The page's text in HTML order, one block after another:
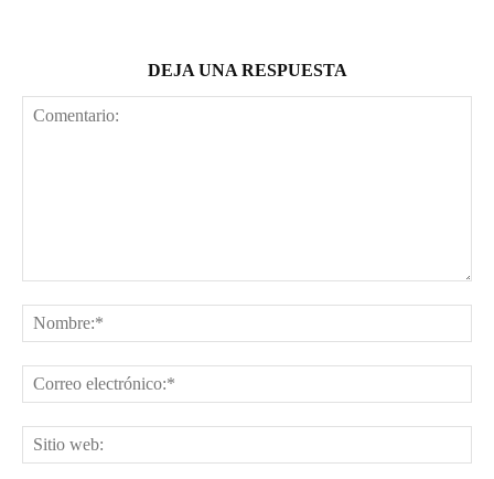
DEJA UNA RESPUESTA